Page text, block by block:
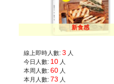
新食感
線上即時人數: 3 人
今日人數: 10人
本周人數: 60人
本月人數: 73 人